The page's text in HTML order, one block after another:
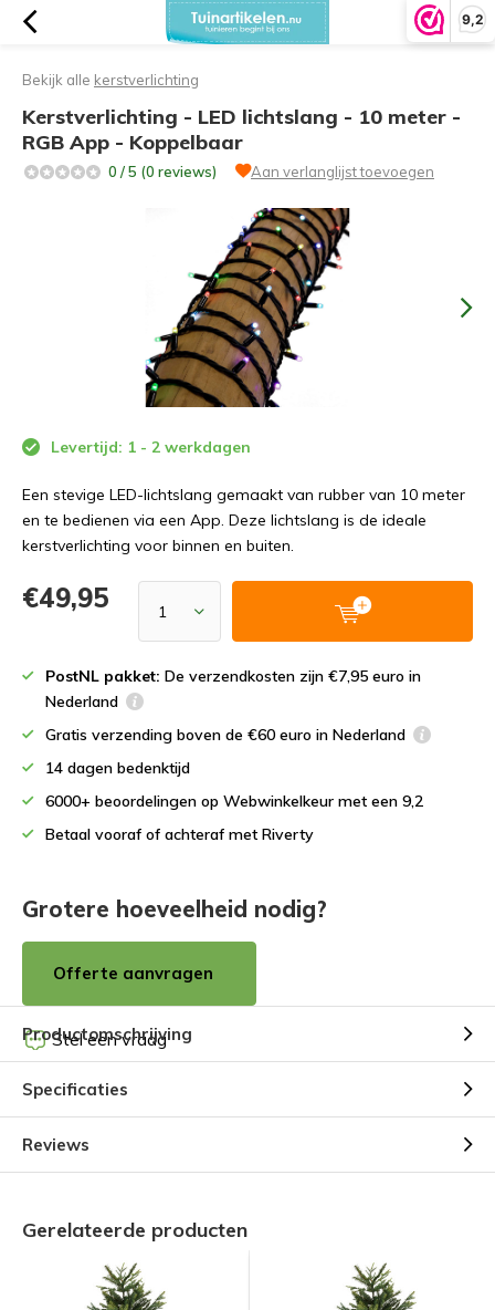
9,2
Bekijk alle kerstverlichting
Kerstverlichting - LED lichtslang - 10 meter -
RGB App - Koppelbaar
0 / 5 (0 reviews) Aan verlanglijst toevoegen
Levertijd: 1 - 2 werkdagen
Een stevige LED-lichtslang gemaakt van rubber van 10 meter
en te bedienen via een App. Deze lichtslang is de ideale
kerstverlichting voor binnen en buiten.
€49,95
PostNL pakket: De verzendkosten zijn €7,95 euro in
Nederland
Gratis verzending boven de €60 euro in Nederland
14 dagen bedenktijd
6000+ beoordelingen op Webwinkelkeur met een 9,2
Betaal vooraf of achteraf met Riverty
Grotere hoeveelheid nodig?
Offerte aanvragen
Stel een vraag
Productomschrijving
Specificaties
Reviews
Gerelateerde producten